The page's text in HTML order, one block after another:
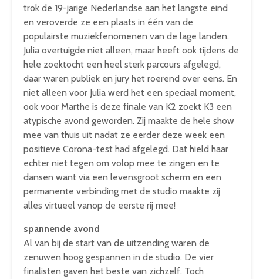
trok de 19-jarige Nederlandse aan het langste eind
en veroverde ze een plaats in één van de
populairste muziekfenomenen van de lage landen.
Julia overtuigde niet alleen, maar heeft ook tijdens de
hele zoektocht een heel sterk parcours afgelegd,
daar waren publiek en jury het roerend over eens. En
niet alleen voor Julia werd het een speciaal moment,
ook voor Marthe is deze finale van K2 zoekt K3 een
atypische avond geworden. Zij maakte de hele show
mee van thuis uit nadat ze eerder deze week een
positieve Corona-test had afgelegd. Dat hield haar
echter niet tegen om volop mee te zingen en te
dansen want via een levensgroot scherm en een
permanente verbinding met de studio maakte zij
alles virtueel vanop de eerste rij mee!
spannende avond
Al van bij de start van de uitzending waren de
zenuwen hoog gespannen in de studio. De vier
finalisten gaven het beste van zichzelf. Toch